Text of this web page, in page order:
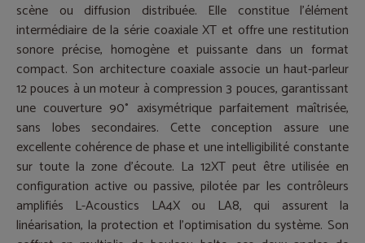
scène ou diffusion distribuée. Elle constitue l’élément
intermédiaire de la série coaxiale XT et offre une restitution
sonore précise, homogène et puissante dans un format
compact. Son architecture coaxiale associe un haut-parleur
12 pouces à un moteur à compression 3 pouces, garantissant
une couverture 90° axisymétrique parfaitement maîtrisée,
sans lobes secondaires. Cette conception assure une
excellente cohérence de phase et une intelligibilité constante
sur toute la zone d’écoute. La 12XT peut être utilisée en
configuration active ou passive, pilotée par les contrôleurs
amplifiés L-Acoustics LA4X ou LA8, qui assurent la
linéarisation, la protection et l’optimisation du système. Son